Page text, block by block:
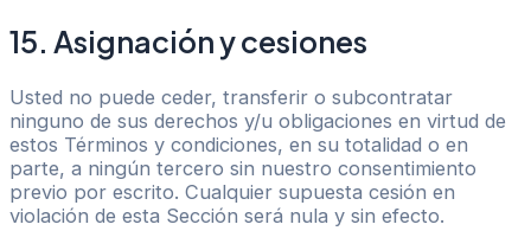
15. Asignación y cesiones
Usted no puede ceder, transferir o subcontratar
ninguno de sus derechos y/u obligaciones en virtud de
estos Términos y condiciones, en su totalidad o en
parte, a ningún tercero sin nuestro consentimiento
previo por escrito. Cualquier supuesta cesión en
violación de esta Sección será nula y sin efecto.